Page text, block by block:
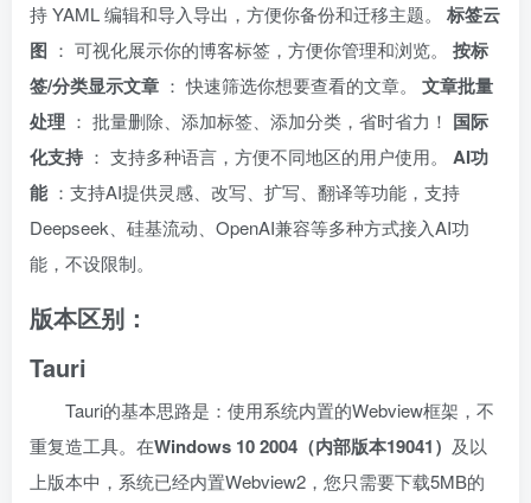
持 YAML 编辑和导入导出，方便你备份和迁移主题。
标签云
图 ： 可视化展示你的博客标签，方便你管理和浏览。
按标
签/分类显示文章 ： 快速筛选你想要查看的文章。
文章批量
处理 ： 批量删除、添加标签、添加分类，省时省力！ 国际
化支持： 支持多种语言，方便不同地区的用户使用。
AI功
能：支持AI提供灵感、改写、扩写、翻译等功能，支持
Deepseek、硅基流动、OpenAI兼容等多种方式接入AI功
能，不设限制。
版本区别：
Tauri
Tauri的基本思路是：使用系统内置的Webview框架，不
重复造工具。在Windows 10 2004（内部版本19041） 及以
上版本中，系统已经内置Webview2，您只需要下载5MB的